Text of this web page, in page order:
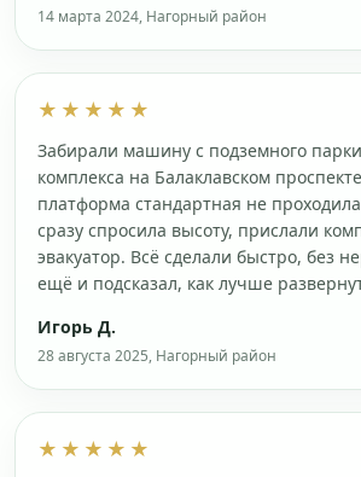
14 марта 2024, Нагорный район
★★★★★
Забирали машину с подземного
комплекса на Балаклавском
платформа стандартная не
сразу спросила высоту, прислали
эвакуатор. Всё сделали быстро, без
ещё и подсказал, как лучше
Игорь Д.
28 августа 2025, Нагорный район
★★★★★